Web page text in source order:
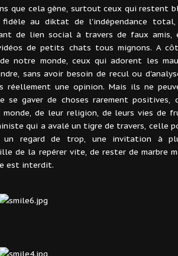
que cela gène, surtout ceux qui restent
au diktat de l'indépendance
de lien social à travers de faux amis,
de petits chats tous mignons. A
notre monde, ceux qui adorent les
sans avoir besoin de recul ou
une opinion. Mais ils ne
se gaver de choses rarement positives,
de leur religion, de leurs vies de
qui a avalé un tigre de travers, celle
un regard de trop, une invitation à
de la repérer vite, de rester de marbre
est interdit.